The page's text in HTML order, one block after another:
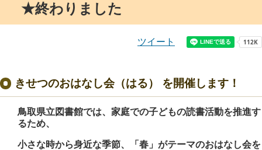
★終わりました
ツイート
きせつのおはなし会（はる） を開催します！
鳥取県立図書館では、家庭での子どもの読書活動を推進す
るため、
小さな時から身近な季節、「春」がテーマのおはなし会を